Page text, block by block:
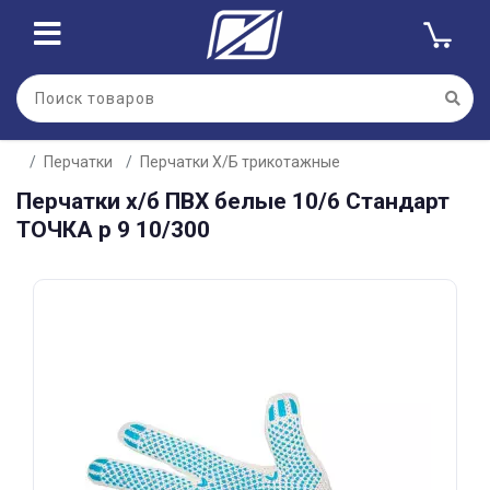
Перчатки Перчатки Х/Б трикотажные
Перчатки х/б ПВХ белые 10/6 Стандарт
ТОЧКА р 9 10/300
Для клиентов всех банков
Разбейте
оплатуна части
без переплат